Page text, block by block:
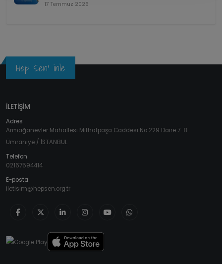
17 Temmuz 2026
Hep Sen' inle
İLETİŞİM
Adres
Armağanevler Mahallesi Mithatpaşa Caddesi No:229 Daire:7-8
Ümraniye / İSTANBUL
Telefon
02167594414
E-posta
iletisim@hepsen.org.tr